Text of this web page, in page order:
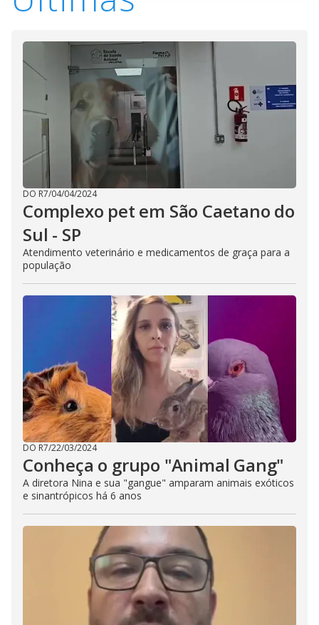
i
d
e
o
DO R7/04/04/2024
Complexo pet em São Caetano do
Sul - SP
Atendimento veterinário e medicamentos de graça para a
população
DO R7/22/03/2024
Conheça o grupo "Animal Gang"
A diretora Nina e sua "gangue" amparam animais exóticos
e sinantrópicos há 6 anos